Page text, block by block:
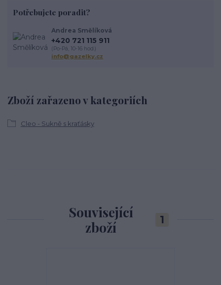
Zboží zařazeno v kategoriích
Cleo - Sukně s kraťásky
Potřebujete poradit?
Andrea Smělíková
+420 721 115 911
(Po-Pá, 10-16 hod.)
info@gazelky.cz
Související
zboží
1